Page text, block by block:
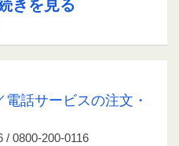
きを見る
話サービスの注文・
/ 0800-200-0116